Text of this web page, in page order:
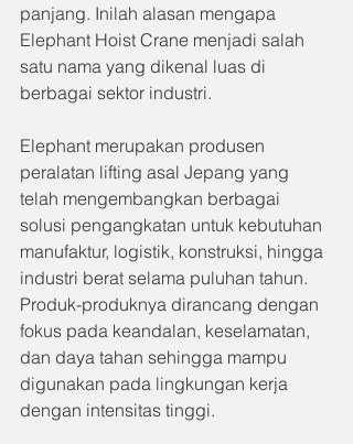
panjang. Inilah alasan mengapa
Elephant Hoist Crane menjadi salah
satu nama yang dikenal luas di
berbagai sektor industri.
Elephant merupakan produsen
peralatan lifting asal Jepang yang
telah mengembangkan berbagai
solusi pengangkatan untuk kebutuhan
manufaktur, logistik, konstruksi, hingga
industri berat selama puluhan tahun.
Produk-produknya dirancang dengan
fokus pada keandalan, keselamatan,
dan daya tahan sehingga mampu
digunakan pada lingkungan kerja
dengan intensitas tinggi.